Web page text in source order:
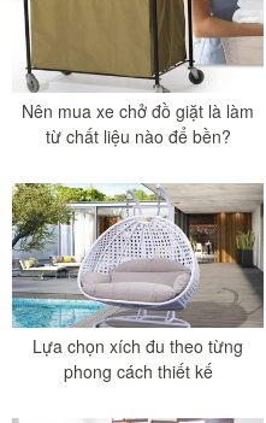
Nên mua xe chở đồ giặt là làm
từ chất liệu nào để bền?
Lựa chọn xích đu theo từng
phong cách thiết kế